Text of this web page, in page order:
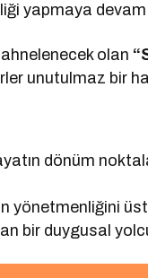
yapmaya devam
olan
unutulmaz bir
dönüm
yönetmenliğini
bir duygusal